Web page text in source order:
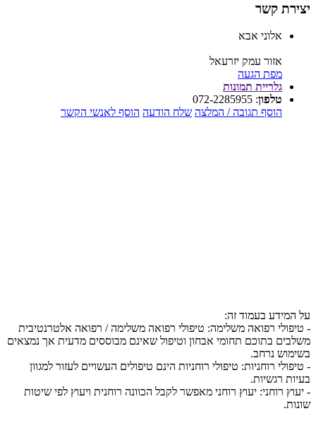
יצירת קשר
אלוני אבא
אזור עמק יזרעאל
מפת הגעה
גלריית תמונות
טלפון:
072-2285955
הוסף תגובה / המלצה שלח הודעה הוסף לאנשי הקשר
על המידע בעמוד זה:
- טיפולי רפואה משלימה: טיפולי רפואה משלימה / רפואה אלטרנטיבית
משלבים בתוכם תחומי אבחון וטיפול שאינם מבוססים מדעית אך נמצאים
בשימוש נרחב.
- טיפולי רוחניות: טיפולי רוחניות הינם טיפולים העשויים לעזור למגוון
בעיות רגשיות.
- יעוץ רוחני: יעוץ רוחני מאפשר לקבל הכוונה רוחנית ויעוץ לפי שיטות
שונות.